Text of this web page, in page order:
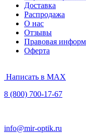
Доставка
Распродажа
О нас
Отзывы
Правовая
Оферта
Написать в MAX
8 (800) 700-17-67
info@mir-optik.ru